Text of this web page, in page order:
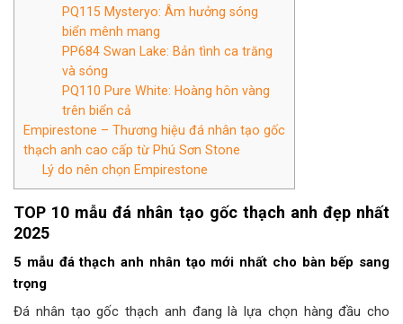
PQ115 Mysteryo: Âm hưởng sóng
biển mênh mang
PP684 Swan Lake: Bản tình ca trăng
và sóng
PQ110 Pure White: Hoàng hôn vàng
trên biển cả
Empirestone – Thương hiệu đá nhân tạo gốc
thạch anh cao cấp từ Phú Sơn Stone
Lý do nên chọn Empirestone
TOP 10 mẫu đá nhân tạo gốc thạch anh đẹp nhất
2025
5 mẫu đá thạch anh nhân tạo mới nhất cho bàn bếp sang
trọng
Đá nhân tạo gốc thạch anh đang là lựa chọn hàng đầu cho